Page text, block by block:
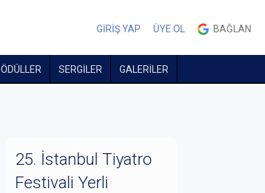
GİRİŞ YAP ÜYE OL BAĞLAN
ÖDÜLLER SERGİLER GALERİLER
25. İstanbul Tiyatro
Festivali Yerli